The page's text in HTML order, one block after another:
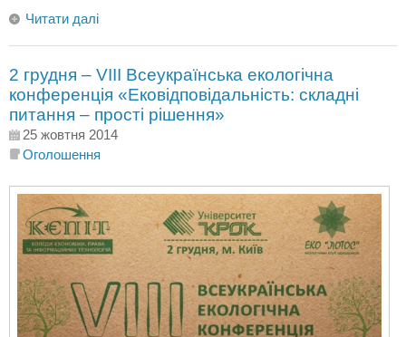
Читати далі
2 грудня – VІII Всеукраїнська екологічна
конференція «Ековідповідальність: складні
питання – прості рішення»
25 жовтня 2014
Оголошення